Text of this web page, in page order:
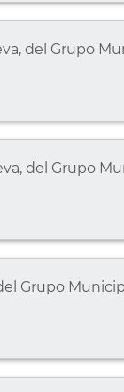
del Grupo
del Grupo
Grupo